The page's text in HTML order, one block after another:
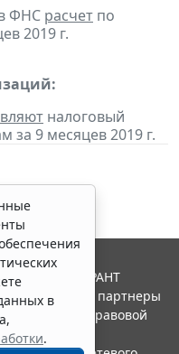
ФНС расчет по
2019 г.
налоговый
за 9 месяцев 2019 г.
в
.
Система ГАРАНТ
"Гарант" и ее партнеры
ассоциации правовой